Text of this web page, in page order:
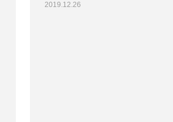
2019.12.26